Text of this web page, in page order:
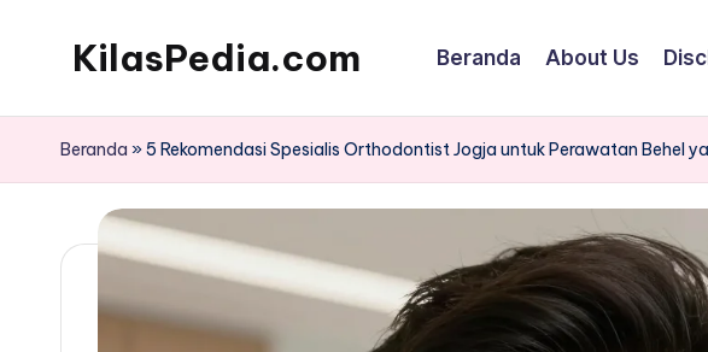
KilasPedia.com
Informatif
Beranda About Us
Beranda »5 Rekomendasi Spesialis Orthodontist Jogja untuk Perawatan Behel